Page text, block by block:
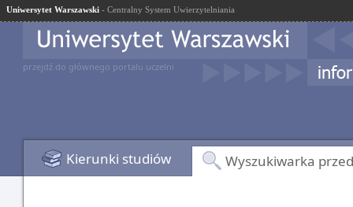
Uniwersytet Warszawski - Centralny System Uwierzytelniania
przejdź do głównego portalu uczelni
Kierunki studiów Wyszukiwarka